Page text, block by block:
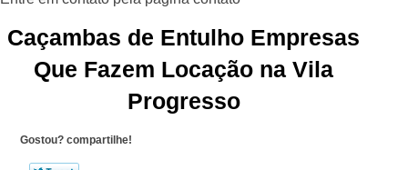
Caçambas de Entulho Empresas
Que Fazem Locação na Vila
Progresso
Gostou? compartilhe!